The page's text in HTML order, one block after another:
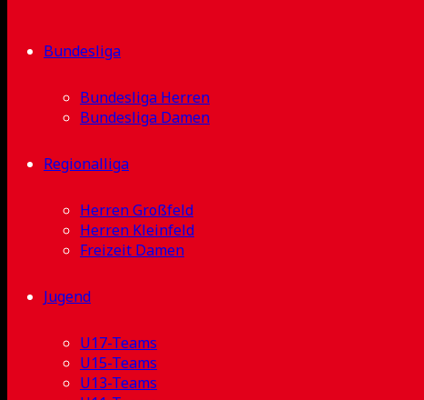
Bundesliga
Bundesliga Herren
Bundesliga Damen
Regionalliga
Herren Großfeld
Herren Kleinfeld
Freizeit Damen
Jugend
U17-Teams
U15-Teams
U13-Teams